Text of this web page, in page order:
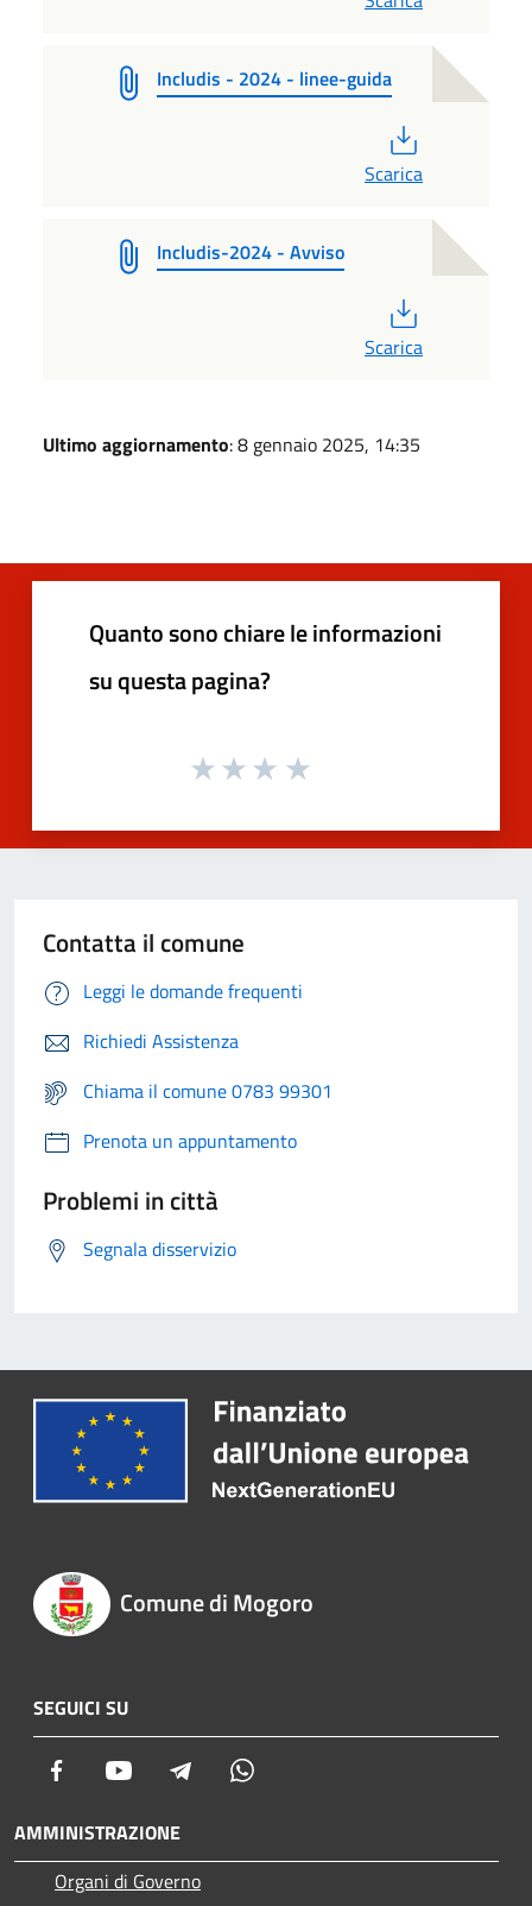
Includis - 2024 - linee-guida
Scarica
Includis-2024 - Avviso
Scarica
Ultimo aggiornamento: 8 gennaio 2025, 14:35
Quanto sono chiare le informazioni
su questa pagina?
Contatta il comune
Leggi le domande frequenti
Richiedi Assistenza
Chiama il comune 0783 99301
Prenota un appuntamento
Problemi in città
Segnala disservizio
Comune di Mogoro
SEGUICI SU
Facebook Youtube Telegram
AMMINISTRAZIONE
Organi di Governo